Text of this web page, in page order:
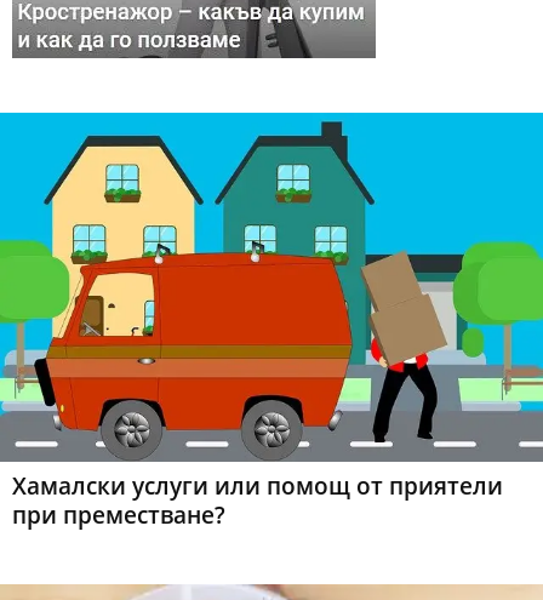
Хамалски услуги или помощ от приятели
при преместване?